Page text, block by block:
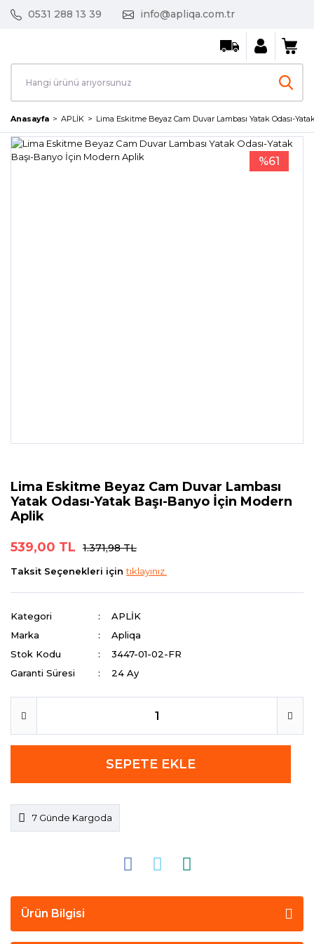
0531 288 13 39 info@apliqa.com.tr
Anasayfa APLİK Lima Eskitme Beyaz Cam Duvar Lambası Yatak Odası-
%61
Lima Eskitme Beyaz Cam Duvar Lambası
Yatak Odası-Yatak Başı-Banyo İçin Modern
Aplik
539,00 TL
1.371,98 TL
Taksit Seçenekleri içintıklayınız.
Kategori
APLİK
Marka
Apliqa
Stok Kodu
3447-01-02-FR
Garanti Süresi
24 Ay
SEPETE EKLE
7 Günde Kargoda
Ürün Bilgisi